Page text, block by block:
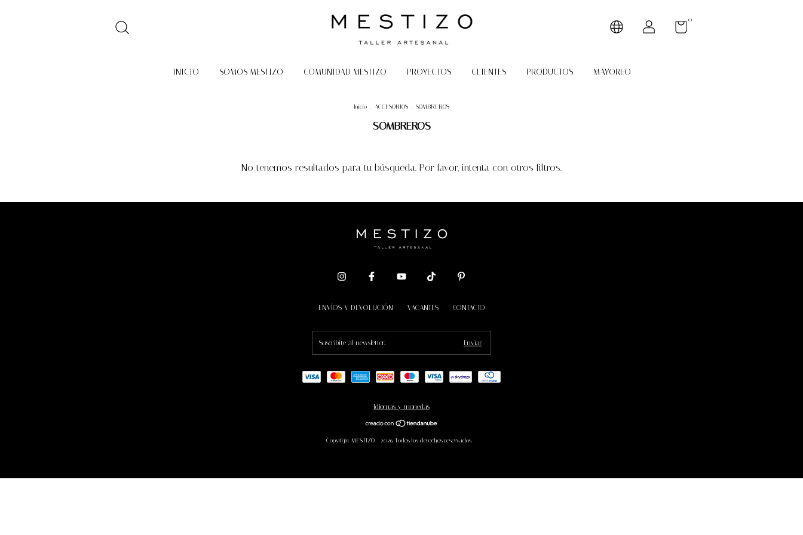
0
INICIO SOMOS MESTIZO COMUNIDAD MESTIZO PROYECTOS CLIENTES PRODUCTOS MAYOREO
Inicio . ACCESORIOS . SOMBREROS
SOMBREROS
No tenemos resultados para tu búsqueda. Por favor, intenta con otros filtros.
ENVÍOS Y DEVOLUCIÓN VACANTES CONTACTO
Idiomas y monedas
Copyright MESTIZO - 2026. Todos los derechos reservados.